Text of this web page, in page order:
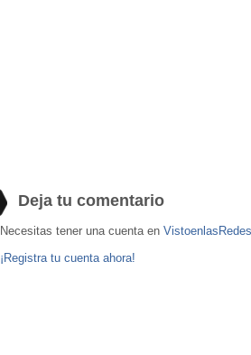
Deja tu comentario
Necesitas tener una cuenta en
¡Registra tu cuenta ahora!